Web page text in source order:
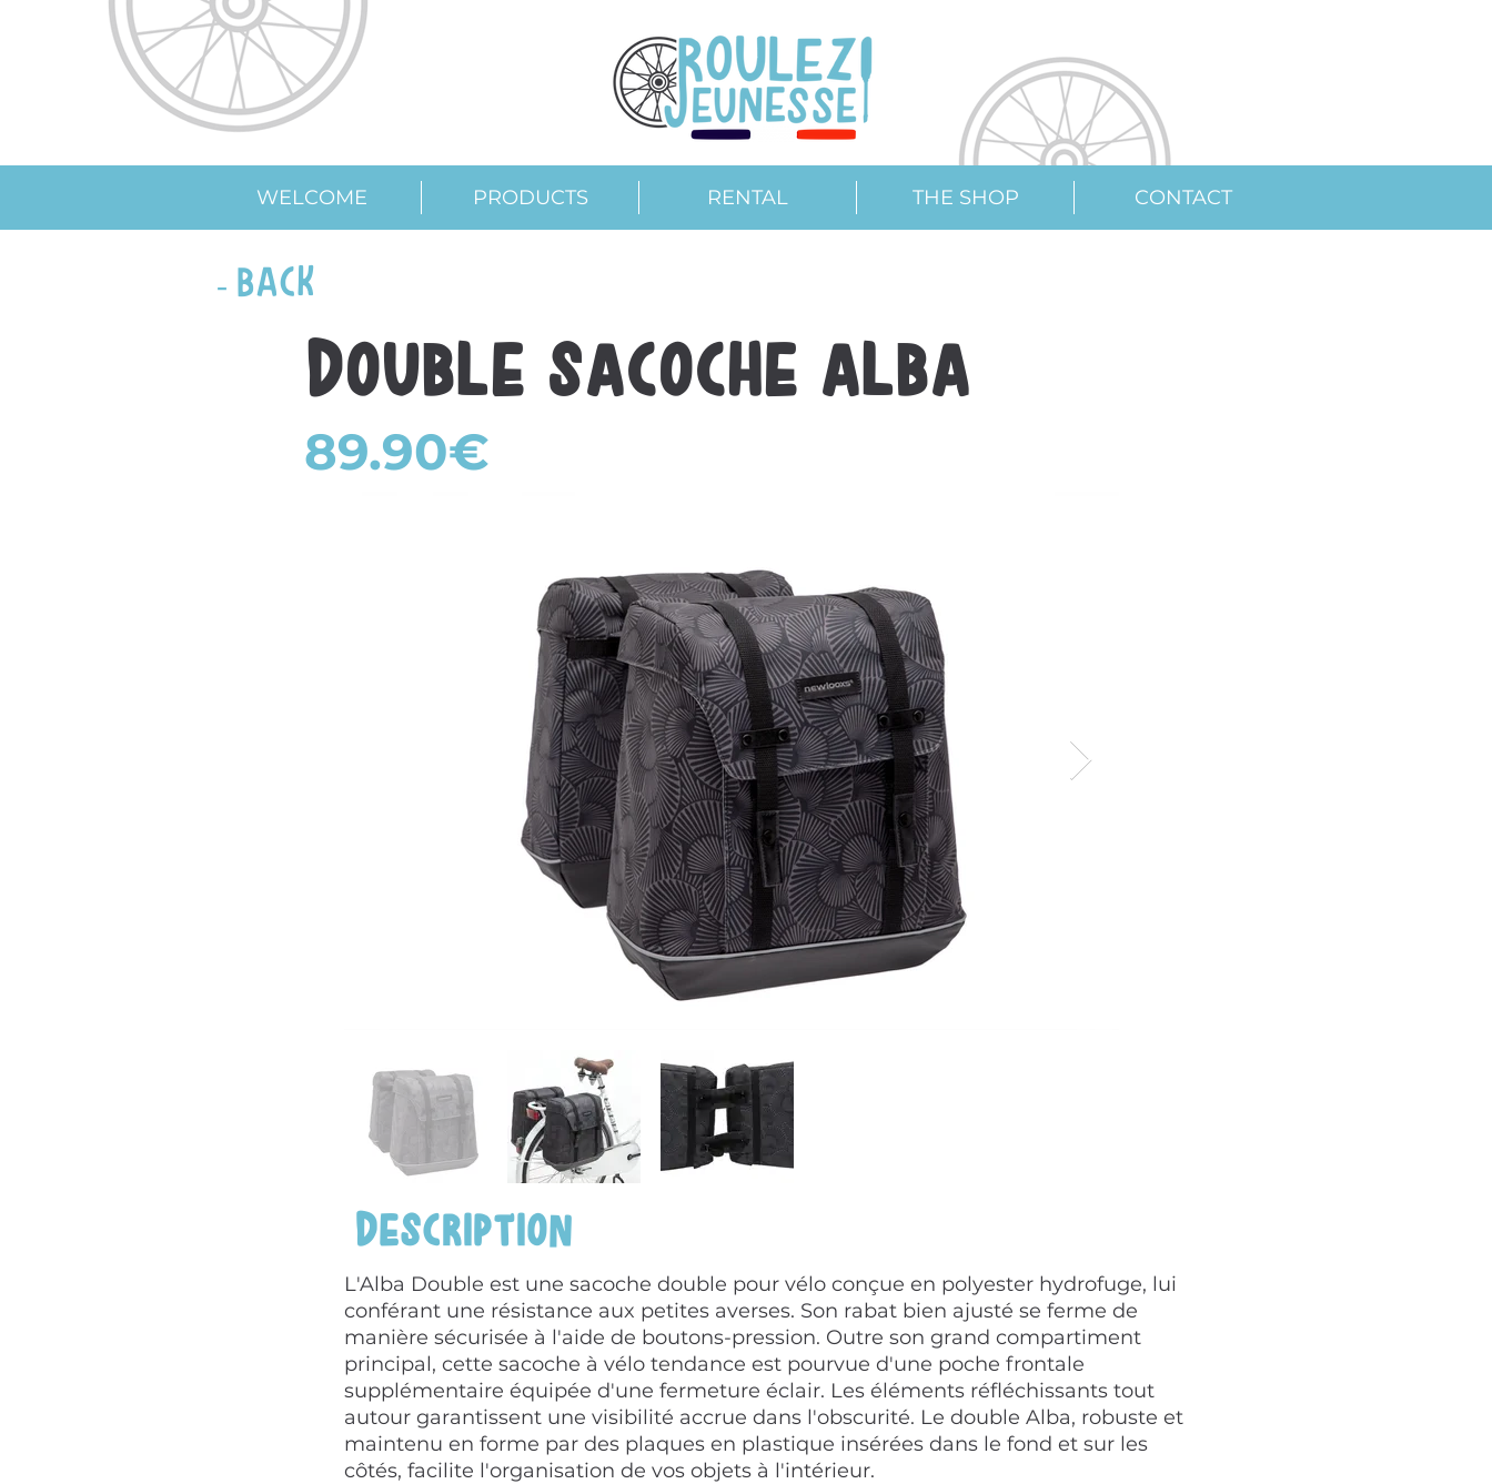
WELCOME PRODUCTS RENTAL THE SHOP CONTACT
- Back
Double sacoche Alba
89.90€
L'Alba Double est une sacoche double pour vélo conçue en polyester hydrofuge, lui
conférant une résistance aux petites averses. Son rabat bien ajusté se ferme de
manière sécurisée à l'aide de boutons-pression. Outre son grand compartiment
principal, cette sacoche à vélo tendance est pourvue d'une poche frontale
supplémentaire équipée d'une fermeture éclair. Les éléments réfléchissants tout
autour garantissent une visibilité accrue dans l'obscurité. Le double Alba, robuste et
maintenu en forme par des plaques en plastique insérées dans le fond et sur les
côtés, facilite l'organisation de vos objets à l'intérieur.
Description